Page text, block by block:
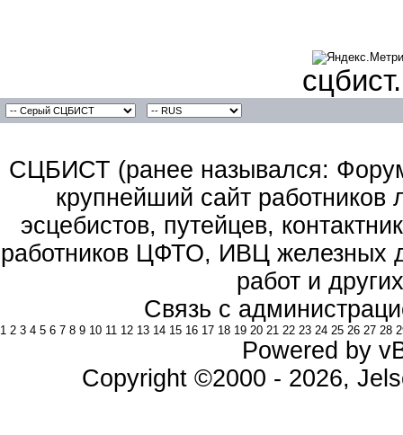
СЦБИСТ (ранее назывался:
крупнейший сайт работников
эсцебистов, путейцев,
работников ЦФТО, ИВЦ железных
работ и
Связь с
1 2 3 4 5 6 7 8 9 10 11 12 13 14 15 16 17 18 19 20 21 22 23 24 25 26 27 28
Powered by
Copyright ©2000 - 2026,